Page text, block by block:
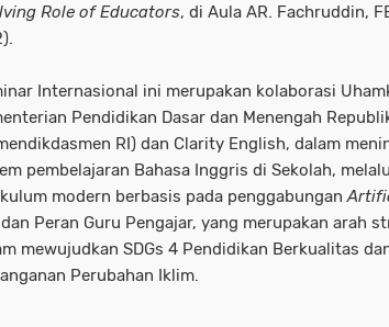
Role of Educators, di Aula AR. Fachruddin,
Internasional ini merupakan kolaborasi
Pendidikan Dasar dan Menengah
RI) dan Clarity English, dalam
pembelajaran Bahasa Inggris di Sekolah,
modern berbasis pada penggabungan
Peran Guru Pengajar, yang merupakan arah
mewujudkan SDGs 4 Pendidikan Berkualitas
Perubahan Iklim.